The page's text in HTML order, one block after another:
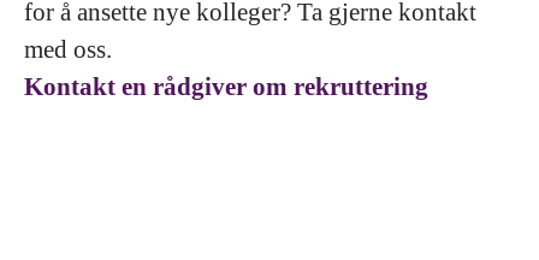
for å ansette nye kolleger? Ta gjerne kontakt
med oss.
Kontakt en rådgiver om rekruttering